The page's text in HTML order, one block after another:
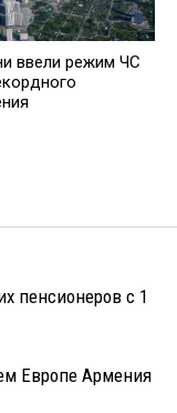
ввели режим ЧС
пенсионеров с 1
Европе Армения